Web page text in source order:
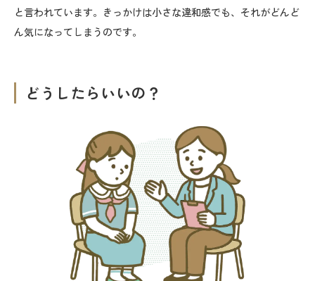
と言われています。きっかけは小さな違和感でも、それがどんど
ん気になってしまうのです。
どうしたらいいの？